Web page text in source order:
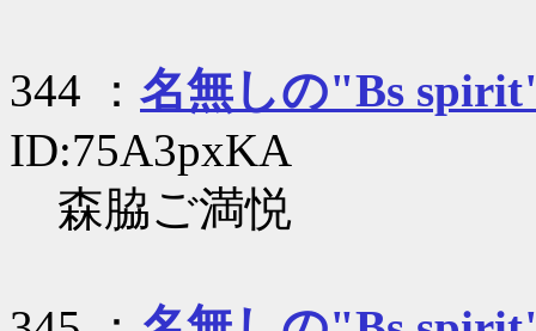
344 ： 名無しの"Bs
ID:75A3pxKA
森脇ご満悦